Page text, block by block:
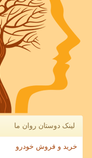
لینک دوستان روان ما
خرید و فروش خودرو